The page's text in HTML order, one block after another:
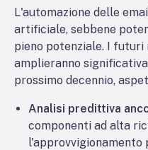
L'automazione delle
artificiale, sebbene
pieno potenziale. I
amplieranno
prossimo decennio,
Analisi predittiva
componenti ad alta
l'approvvigionamento